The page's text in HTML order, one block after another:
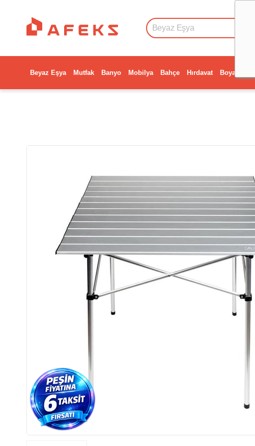
Beyaz Eşya Mutfak Banyo Mobilya Bahçe Hırdavat Boya